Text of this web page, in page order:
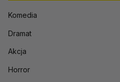
Komedia
Dramat
Akcja
Horror